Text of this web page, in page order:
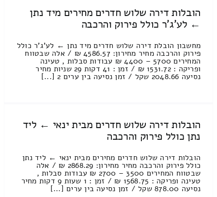
הובלות דירה שלוש חדרים מחירים מיד נתן
← לע'ג'ר כולל פירוק והרכבה
מחשבון הובלת דירה שלוש חדרים מיד נתן ← לע'ג'ר כולל
פירוק והרכבה מחיר מחירון: 4586.57 ₪ / אלה שבטווח
המחירים 5700 – 4400 ₪ עבודות סבלות , טעינה
ופריקה : 1531.72 ₪ / זמן : 41 דקות 29 שניות מחיר
נסיעה 2048.66 שקל / זמן נסיעה בין ערים 2 [...]
הובלות דירה שלוש חדרים מבית ינאי ← ליד
נתן כולל פירוק והרכבה
הובלות דירה שלוש חדרים מחירים מבית ינאי ← ליד נתן
כולל פירוק והרכבה מחיר מחירון: 2868.29 ₪ / אלה
שבטווח המחירים 3500 – 2700 ₪ עבודות סבלות ,
טעינה ופריקה : 1568.75 ₪ / זמן : 1 שעות 9 דקות מחיר
נסיעה 878.00 שקל / זמן נסיעה בין ערים [...]